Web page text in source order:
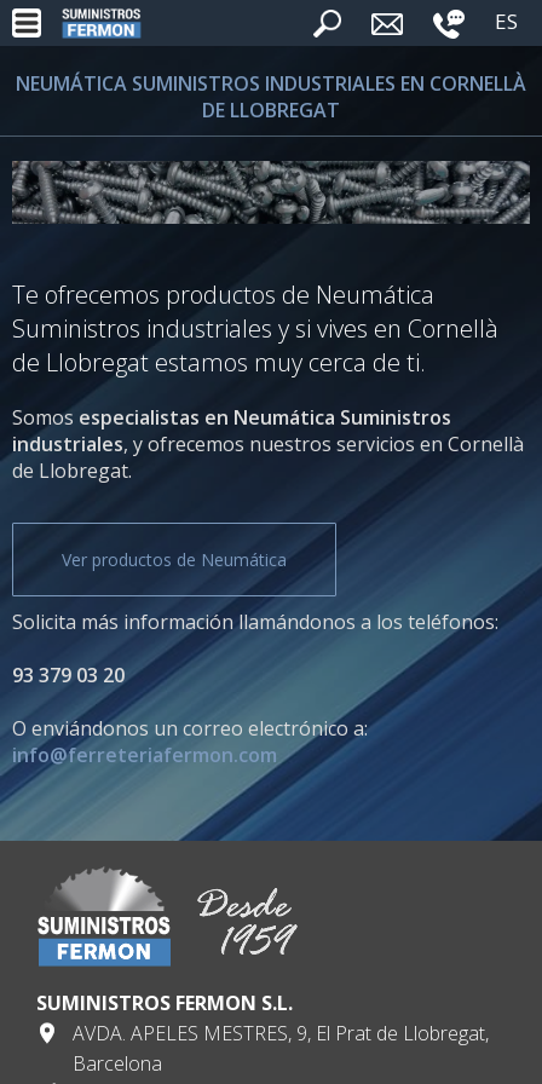
ES
NEUMÁTICA SUMINISTROS INDUSTRIALES EN CORNELLÀ
DE LLOBREGAT
Te ofrecemos productos de Neumática
Suministros industriales y si vives en Cornellà
de Llobregat estamos muy cerca de ti.
Somos especialistas en Neumática Suministros
industriales, y ofrecemos nuestros servicios en Cornellà
de Llobregat.
Ver productos de Neumática
Solicita más información llamándonos a los teléfonos:
93 379 03 20
O enviándonos un correo electrónico a:
info@ferreteriafermon.com
SUMINISTROS FERMON S.L.
AVDA. APELES MESTRES, 9, El Prat de Llobregat,
Barcelona